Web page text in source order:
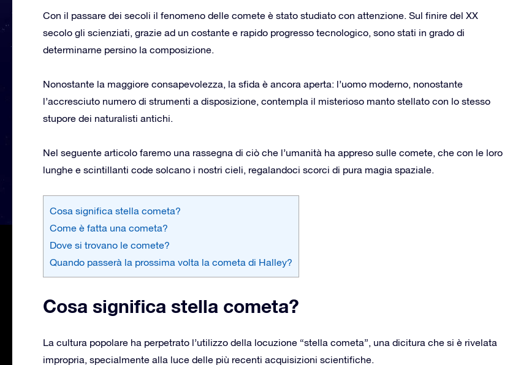
Con il passare dei secoli il fenomeno delle comete è stato studiato con attenzione. Sul finire del XX
secolo gli scienziati, grazie ad un costante e rapido progresso tecnologico, sono stati in grado di
determinarne persino la composizione.
Nonostante la maggiore consapevolezza, la sfida è ancora aperta: l’uomo moderno, nonostante
l’accresciuto numero di strumenti a disposizione, contempla il misterioso manto stellato con lo stesso
stupore dei naturalisti antichi.
Nel seguente articolo faremo una rassegna di ciò che l’umanità ha appreso sulle comete, che con le loro
lunghe e scintillanti code solcano i nostri cieli, regalandoci scorci di pura magia spaziale.
Cosa significa stella cometa?
Come è fatta una cometa?
Dove si trovano le comete?
Quando passerà la prossima volta la cometa di Halley?
Cosa significa stella cometa?
La cultura popolare ha perpetrato l’utilizzo della locuzione “stella cometa”, una dicitura che si è rivelata
impropria, specialmente alla luce delle più recenti acquisizioni scientifiche.